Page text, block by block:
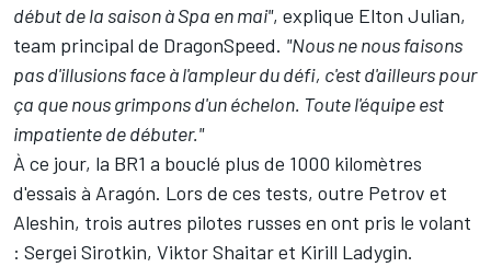
début de la saison à Spa en mai", explique Elton Julian,
team principal de DragonSpeed. "Nous ne nous faisons
pas d'illusions face à l'ampleur du défi, c'est d'ailleurs pour
ça que nous grimpons d'un échelon. Toute l'équipe est
impatiente de débuter."
À ce jour, la BR1 a bouclé plus de 1000 kilomètres
d'essais à Aragón. Lors de ces tests, outre Petrov et
Aleshin, trois autres pilotes russes en ont pris le volant
: Sergei Sirotkin, Viktor Shaitar et Kirill Ladygin.